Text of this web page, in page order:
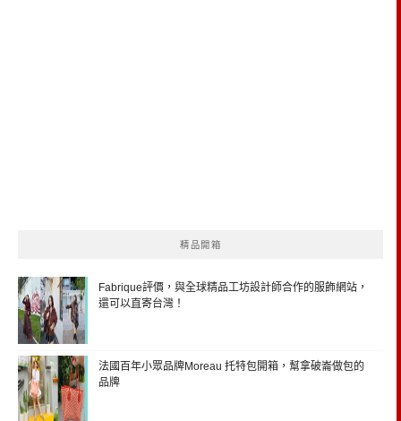
精品開箱
Fabrique評價，與全球精品工坊設計師合作的服飾網站，
還可以直寄台灣！
法國百年小眾品牌Moreau 托特包開箱，幫拿破崙做包的
品牌